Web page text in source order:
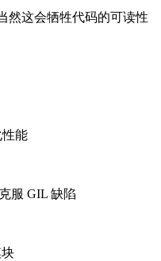
然这会牺牲代码的可读性
性能
服 GIL 缺陷